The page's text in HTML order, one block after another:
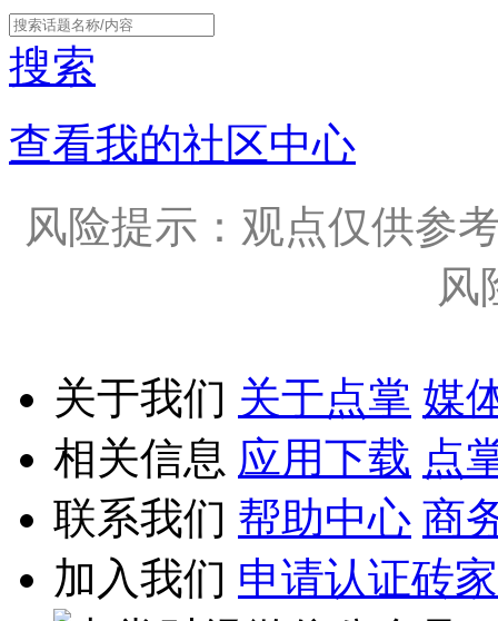
搜索
查看我的社区中心
风险提示：观点仅供参
风
关于我们 关于点掌 媒
相关信息 应用下载 点
联系我们 帮助中心 商
加入我们 申请认证砖家